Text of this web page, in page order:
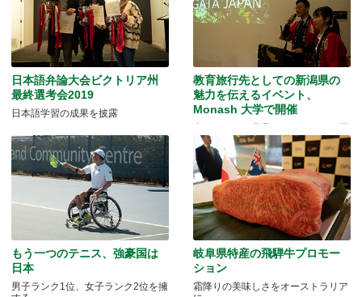
日本語弁論大会ビクトリア州
最終選考会2019
日本語学習の成果を披露
教育旅行先としての新潟県の
魅力を伝えるイベント、
Monash 大学で開催
米どころでの農業とモノづくりの両
方を体験できる
もう一つのテニス、強豪国は
日本
男子ランク1位、女子ランク2位を擁
岐阜県特産の飛騨牛プロモー
ション
霜降りの美味しさをオーストラリア